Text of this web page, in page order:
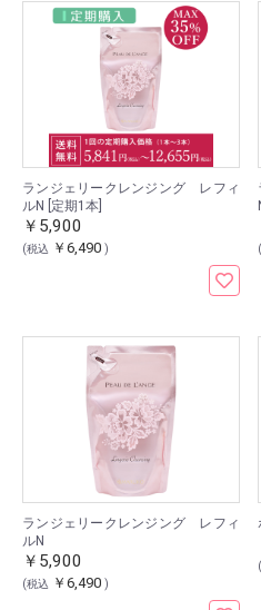
ランジェリークレンジング レフィ
ルN [定期1本]
￥5,900
(税込 ￥6,490 )
ランジェリークレンジング レフィ
ルN
￥5,900
(税込 ￥6,490 )